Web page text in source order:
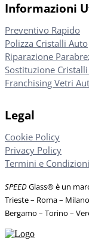
Informazioni
Preventivo Rapido
Polizza Cristalli Auto
Riparazione
Sostituzione
Franchising Vetri
Legal
Cookie Policy
Privacy Policy
Termini e Condizioni
SPEEDGlass® è un
Trieste – Roma –
Bergamo – Torino –